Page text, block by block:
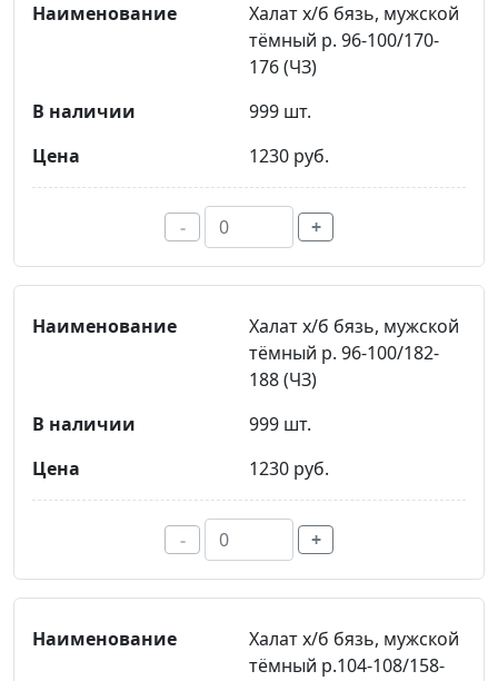
Халат х/б бязь, мужской
тёмный р. 96-100/170-
176 (ЧЗ)
999 шт.
1230 руб.
- +
Халат х/б бязь, мужской
тёмный р. 96-100/182-
188 (ЧЗ)
999 шт.
1230 руб.
- +
Халат х/б бязь, мужской
тёмный р.104-108/158-